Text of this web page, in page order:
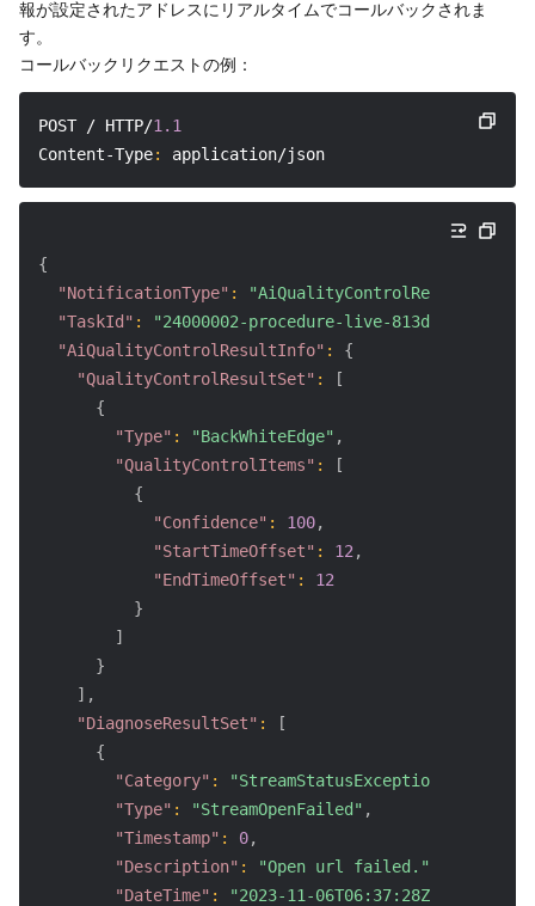
報が設定されたアドレスにリアルタイムでコールバックされま
す。
コールバックリクエストの例：
POST / HTTP/1.1
Content-Type: application/json
{
"NotificationType" : "AiQualityControlResult"
"TaskId" :
"24000002-procedure-live-
"AiQualityControlResultInfo" :
{
"QualityControlResultSet" :
[
{
"Type" : "BackWhiteEdge" ,
"QualityControlItems" :
[
{
"Confidence" : 100,
"StartTimeOffset" : 12 ,
"EndTimeOffset" :
12
}
]
}
] ,
"DiagnoseResultSet" :
[
{
"Category" : "StreamStatusException"
"Type" : "StreamOpenFailed" ,
"Timestamp" : 0,
"Description" : "Open url failed."
"DateTime" : "2023-11-06T06:37:28Z"